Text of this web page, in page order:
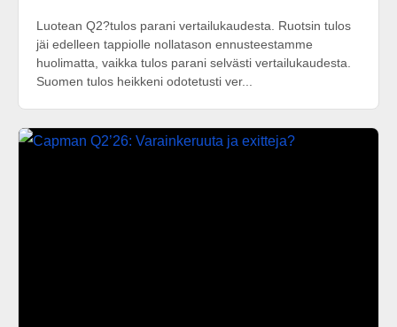
Luotean Q2?tulos parani vertailukaudesta. Ruotsin tulos
jäi edelleen tappiolle nollatason ennusteestamme
huolimatta, vaikka tulos parani selvästi vertailukaudesta.
Suomen tulos heikkeni odotetusti ver...